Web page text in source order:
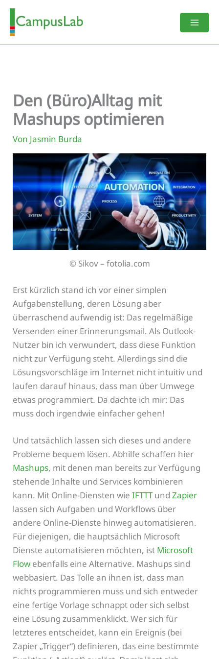
Zum
Inhalt
springen
Den (Büro)Alltag mit
Mashups optimieren
Von Jasmin Burda
© Sikov – fotolia.com
Erst kürzlich stand ich vor einer simplen
Aufgabenstellung, deren Lösung aber
überraschend aufwendig ist: Das regelmäßige
Versenden einer Erinnerungsmail. Als Outlook-
Nutzer bin ich verwundert, dass diese Funktion
nicht zur Verfügung steht. Allerdings sind die
Lösungsvorschläge im Internet nicht intuitiv und
laufen darauf hinaus, dass man über Umwege
etwas programmiert. Da dachte ich mir: Das
muss doch irgendwie einfacher gehen!
Und tatsächlich lassen sich dieses und andere
Probleme bequem lösen. Abhilfe schaffen hier
Mashups, mit denen man bereits zur Verfügung
stehende Inhalte und Services kombinieren
kann. Mit Online-Diensten wieIFTTTundZapier
lassen sich Aufgaben und Workflows über
andere Online-Dienste hinweg automatisieren.
Für diejenigen, die hauptsächlich Microsoft
Dienste automatisieren möchten, ist Microsoft
Flow ebenfalls eine Alternative. Mashups sind
webbasiert. Das Tolle an ihnen ist, dass man
nichts programmieren muss und sich entweder
eine fertige Vorlage schnappt oder sich selbst
eine Lösung zusammenklickt. Wer sich für
letzteres entscheidet, kann ein Ereignis (bei
Zapier „Trigger“) definieren, das eine bestimmte